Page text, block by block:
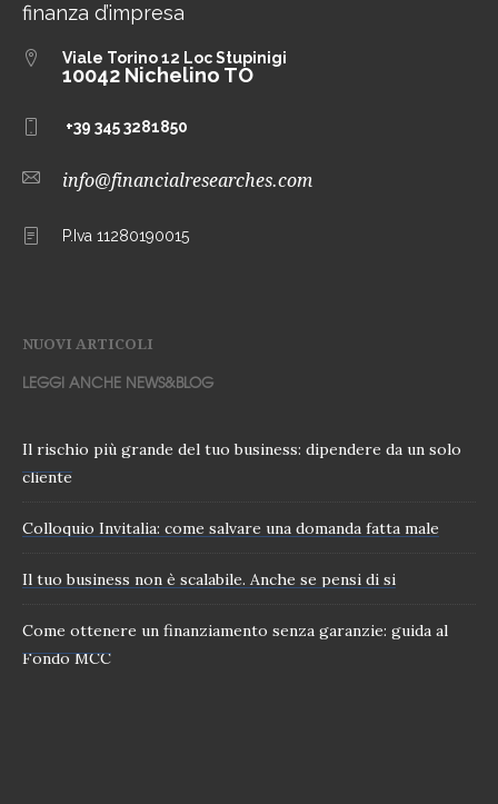
finanza d’impresa
Viale Torino 12 Loc Stupinigi
10042 Nichelino TO
+39 345 3281850
info@financialresearches.com
P.Iva 11280190015
NUOVI ARTICOLI
LEGGI ANCHE NEWS&BLOG
Il rischio più grande del tuo business: dipendere da un solo
cliente
Colloquio Invitalia: come salvare una domanda fatta male
Il tuo business non è scalabile. Anche se pensi di si
Come ottenere un finanziamento senza garanzie: guida al
Fondo MCC